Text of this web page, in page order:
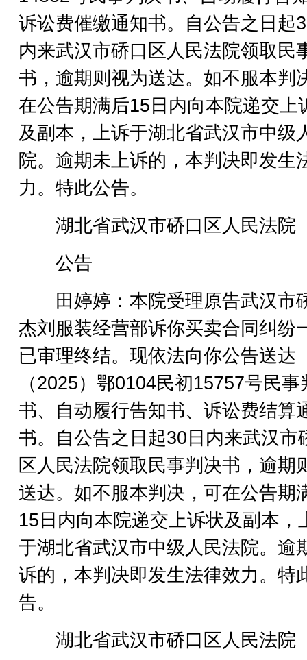
诉讼费催缴通知书。自公告之日起
内来武汉市硚口区人民法院领取民
书，逾期则视为送达。如不服本判
在公告期满后15日内向本院递交上
及副本，上诉于湖北省武汉市中级
院。逾期未上诉的，本判决即发生
力。特此公告。
湖北省武汉市硚口区人民法院
公告
田婷婷：本院受理原告武汉市
杰刘服装经营部诉你买卖合同纠纷
已审理终结。现依法向你公告送达
（2025）鄂0104民初15757号民事
书、自动履行告知书、诉讼费结算
书。自公告之日起30日内来武汉市
区人民法院领取民事判决书，逾期
送达。如不服本判决，可在公告期
15日内向本院递交上诉状及副本，
于湖北省武汉市中级人民法院。逾
诉的，本判决即发生法律效力。特
告。
湖北省武汉市硚口区人民法院